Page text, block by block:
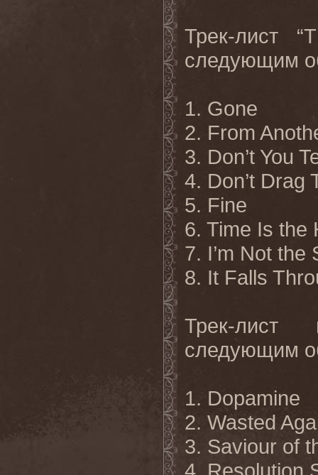
Трек-лист
следующим
1. Gone
2. From
3. Don’t You
4. Don’t Drag
5. Fine
6. Time Is the
7. I’m Not the
8. It Falls
Трек-лист
следующим
1. Dopamine
2. Wasted
3. Saviour of